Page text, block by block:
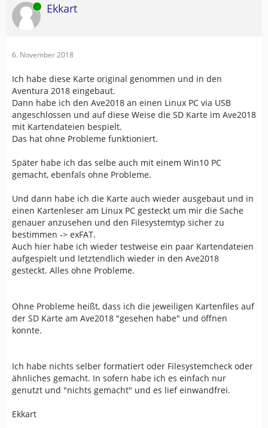
Online Ekkart
6. November 2018
Ich habe diese Karte original genommen und in den
Aventura 2018 eingebaut.
Dann habe ich den Ave2018 an einen Linux PC via USB
angeschlossen und auf diese Weise die SD Karte im Ave2018
mit Kartendateien bespielt.
Das hat ohne Probleme funktioniert.
Später habe ich das selbe auch mit einem Win10 PC
gemacht, ebenfals ohne Probleme.
Und dann habe ich die Karte auch wieder ausgebaut und in
einen Kartenleser am Linux PC gesteckt um mir die Sache
genauer anzusehen und den Filesystemtyp sicher zu
bestimmen -> exFAT.
Auch hier habe ich wieder testweise ein paar Kartendateien
aufgespielt und letztendlich wieder in den Ave2018
gesteckt. Alles ohne Probleme.
Ohne Probleme heißt, dass ich die jeweiligen Kartenfiles auf
der SD Karte am Ave2018 "gesehen habe" und öffnen
konnte.
Ich habe nichts selber formatiert oder Filesystemcheck oder
ähnliches gemacht. In sofern habe ich es einfach nur
genutzt und "nichts gemacht" und es lief einwandfrei.
Ekkart